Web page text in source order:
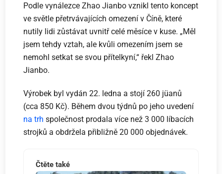
Podle vynálezce Zhao Jianbo vznikl tento koncept
ve světle přetrvávajících omezení v Číně, které
nutily lidi zůstávat uvnitř celé měsíce v kuse. „Měl
jsem tehdy vztah, ale kvůli omezením jsem se
nemohl setkat se svou přítelkyní,“ řekl Zhao
Jianbo.
Výrobek byl vydán 22. ledna a stojí 260 jüanů
(cca 850 Kč). Během dvou týdnů po jeho uvedení
na trh společnost prodala více než 3 000 líbacích
strojků a obdržela přibližně 20 000 objednávek.
Čtěte také